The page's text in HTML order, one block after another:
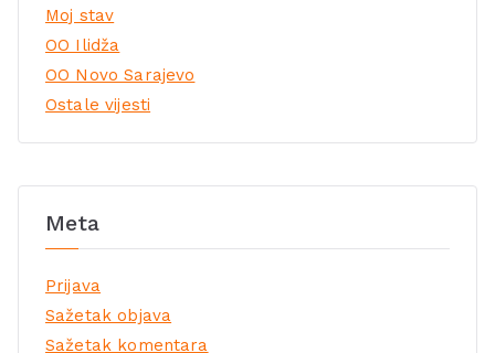
Moj stav
OO Ilidža
OO Novo Sarajevo
Ostale vijesti
Meta
Prijava
Sažetak objava
Sažetak komentara